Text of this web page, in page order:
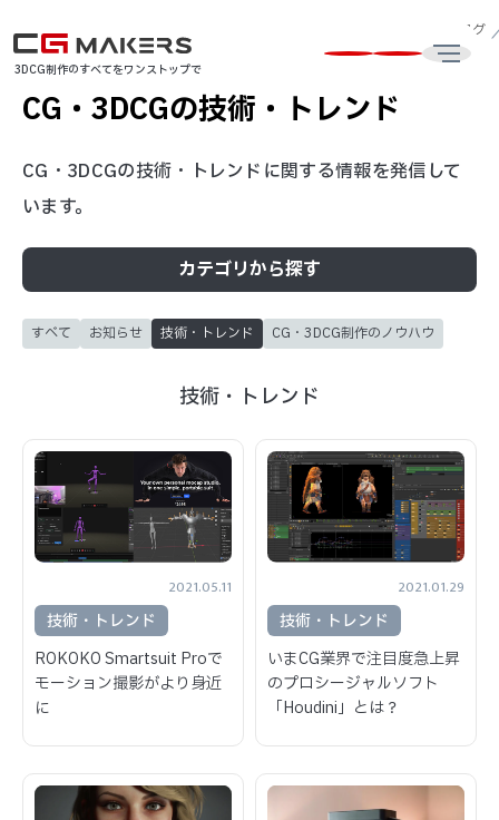
3DCG制作のすべてをワンストップで
CG制作・3DCG動画制作会社はCG MAKERS CG・3DCG最新技術ブログ
CG・3DCGの技術・トレンド
CG・3DCGの技術・トレンドに関する情報を発信して
います。
カテゴリから探す
すべて お知らせ 技術・トレンド CG・3DCG制作のノウハウ
技術・トレンド
2021.05.11
技術・トレンド
ROKOKO Smartsuit Proで
モーション撮影がより身近
に
2021.01.29
技術・トレンド
いまCG業界で注目度急上昇
のプロシージャルソフト
「Houdini」とは？